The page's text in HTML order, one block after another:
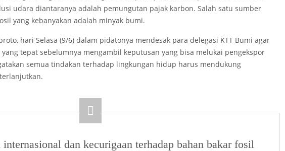
udara diantaranya adalah pemungutan pajak karbon. Salah satu sumber
yang kebanyakan adalah minyak bumi.
hari Selasa (9/6) dalam pidatonya mendesak para delegasi KTT Bumi agar
tepat sebelumnya mengambil keputusan yang bisa melukai pengekspor
semua tindakan terhadap lingkungan hidup harus mendukung
internasional dan kecurigaan terhadap bahan bakar fosil